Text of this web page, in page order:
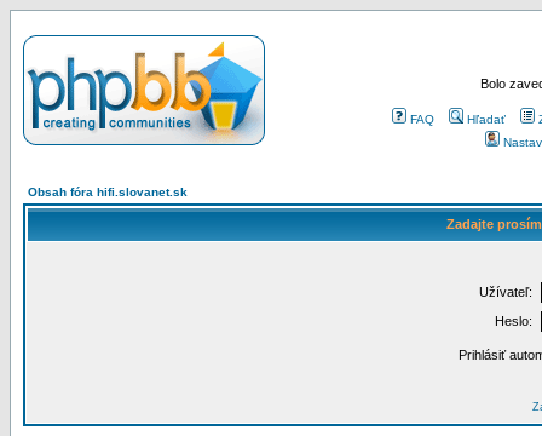
Bolo
FAQ Hľadať
Obsah fóra hifi.slovanet.sk
Zadajte
Užívateľ:
Heslo:
Prihlásiť